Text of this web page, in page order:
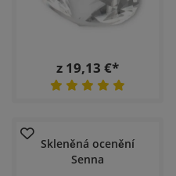
z 19,13 €*
Skleněná ocenění
Senna